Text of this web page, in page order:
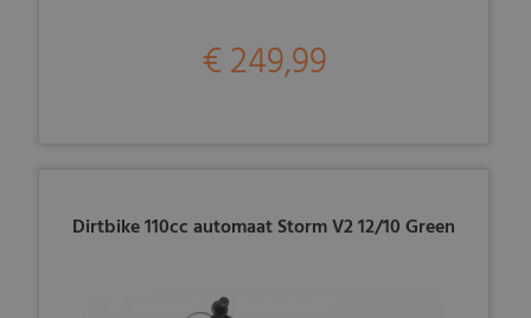
€ 249,99
Dirtbike 110cc automaat Storm V2 12/10 Green